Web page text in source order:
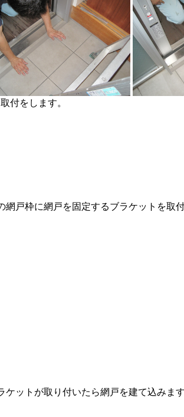
付をします。
網戸枠に網戸を固定するブラケットを取付
ケットが取り付いたら網戸を建て込みます